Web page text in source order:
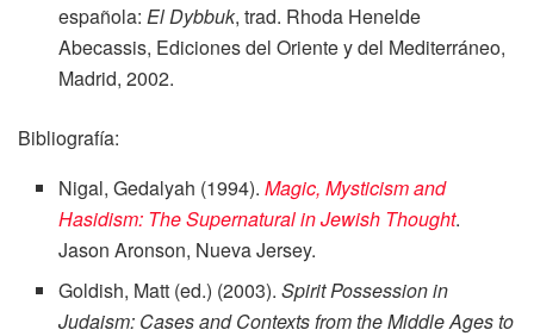
española: El Dybbuk, trad. Rhoda Henelde
Abecassis, Ediciones del Oriente y del Mediterráneo,
Madrid, 2002.
Bibliografía:
Nigal, Gedalyah (1994).Magic, Mysticism and
Hasidism: The Supernatural in Jewish Thought.
Jason Aronson, Nueva Jersey.
Goldish, Matt (ed.) (2003).Spirit Possession in
Judaism: Cases and Contexts from the Middle Ages to